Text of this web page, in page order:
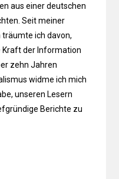
aus einer deutschen
Seit meiner
träumte ich davon,
Kraft der Information
zehn Jahren
widme ich mich
unseren Lesern
Berichte zu